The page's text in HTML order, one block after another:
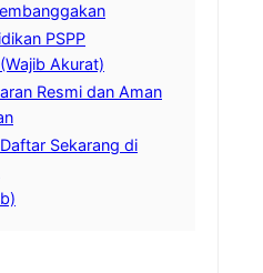
PSPP
Akurat)
Resmi dan Aman
Sekarang di